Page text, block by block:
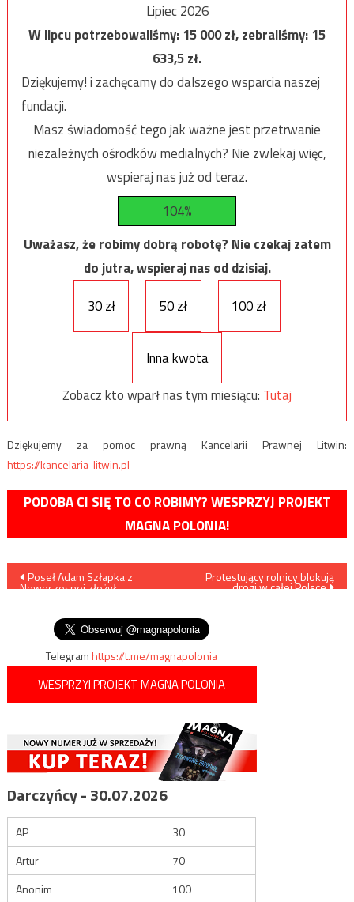
Lipiec 2026
W lipcu potrzebowaliśmy:15 000zł, zebraliśmy:15
633,5zł.
Dziękujemy! i zachęcamy do dalszego wsparcia naszej
fundacji.
Masz świadomość tego jak ważne jest przetrwanie
niezależnych ośrodków medialnych? Nie zwlekaj więc,
wspieraj nas już od teraz.
104%
Uważasz, że robimy dobrą robotę? Nie czekaj zatem
do jutra, wspieraj nas od dzisiaj.
30 zł
50 zł 100 zł
Inna kwota
Zobacz kto wparł nas tym miesiącu: Tutaj
Dziękujemy za pomoc prawną Kancelarii Prawnej Litwin:
https://kancelaria-litwin.pl
PODOBA CI SIĘ TO CO ROBIMY? WESPRZYJ PROJEKT
MAGNA POLONIA!
Nawigacja
Poseł Adam Szłapka z
Nowoczesnej złożył
Protestujący rolnicy blokują
drogi w całej Polsce
Telegramhttps://t.me/magnapolonia
WESPRZYJ PROJEKT MAGNA POLONIA
Darczyńcy - 30.07.2026
AP
30
Artur
70
Anonim
100